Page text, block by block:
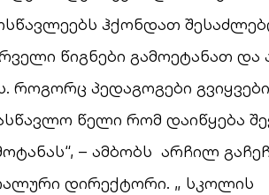
ჰქონდათ
წიგნები გამოეტანათ და
როგორც პედაგოგები
წელი რომ დაიწყება
– ამბობს არჩილ
დირექტორი. „ სკოლის